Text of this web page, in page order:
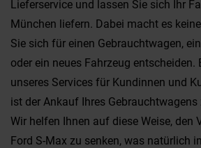
Lieferservice und lassen Sie sich Ihr
München liefern. Dabei macht es
Sie sich für einen Gebrauchtwagen,
oder ein neues Fahrzeug entscheiden.
unseres Services für Kundinnen und
ist der Ankauf Ihres
Wir helfen Ihnen auf diese Weise, den
Ford S-Max zu senken, was natürlich